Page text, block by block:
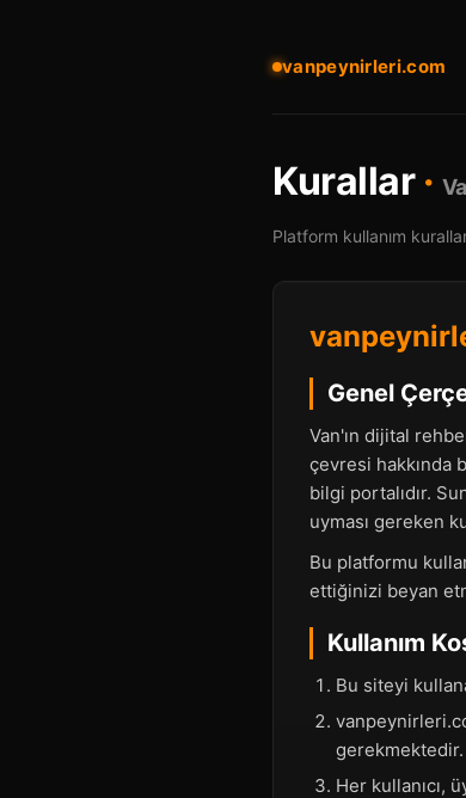
vanpeynirleri.com
Kurallar ·
Platform kullanım
Genel
Van'ın dijital
çevresi hakkında
bilgi portalıdır.
uyması gereken
Bu platformu
ettiğinizi beyan
Kullanım
Bu siteyi
gerekmektedir.
Her kullanıcı,